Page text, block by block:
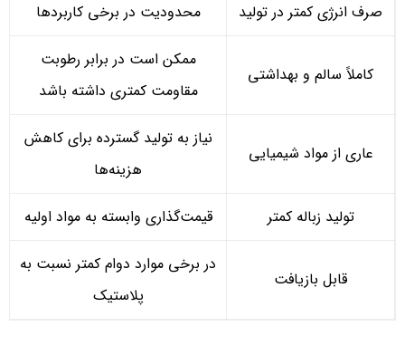
صرف انرژی کمتر در تولید محدودیت در برخی کاربردها
کاملاً سالم و بهداشتی
ممکن است در برابر رطوبت
مقاومت کمتری داشته باشد
عاری از مواد شیمیایی
نیاز به تولید گسترده برای کاهش
هزینه‌ها
تولید زباله کمتر قیمت‌گذاری وابسته به مواد اولیه
قابل بازیافت
در برخی موارد دوام کمتر نسبت به
پلاستیک